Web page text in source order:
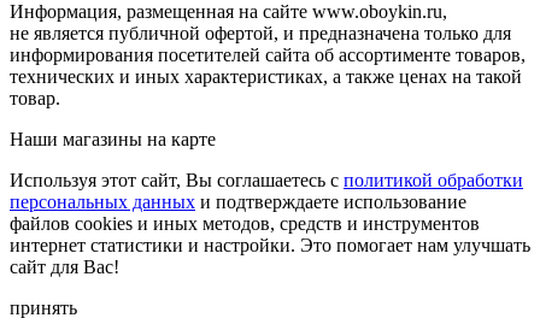
Информация, размещенная на сайте www.oboykin.ru,
не является публичной офертой, и предназначена только для
информирования посетителей сайта об ассортименте товаров,
технических и иных характеристиках, а также ценах на такой
товар.
Наши магазины на карте
Используя этот сайт, Вы соглашаетесь с политикой обработки
персональных данных и подтверждаете использование
файлов cookies и иных методов, средств и инструментов
интернет статистики и настройки. Это помогает нам улучшать
сайт для Вас!
принять